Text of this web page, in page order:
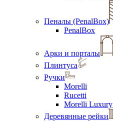
Пеналы (PenalBox)
PenalBox
Арки и порталы
Плинтуса
Ручки
Morelli
Rucetti
Morelli Luxury
Деревянные рейки